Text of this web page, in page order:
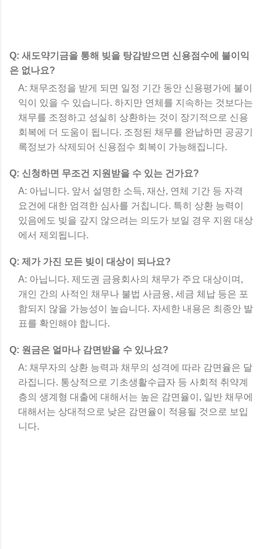
Q: 새도약기금을 통해 빚을 탕감받으면 신용점수에 불이익
은 없나요?
A: 채무조정을 받게 되면 일정 기간 동안 신용평가에 불이
익이 있을 수 있습니다. 하지만 연체를 지속하는 것보다는
채무를 조정하고 성실히 상환하는 것이 장기적으로 신용
회복에 더 도움이 됩니다. 조정된 채무를 완납하면 공공기
록정보가 삭제되어 신용점수 회복이 가능해집니다.
Q: 신청하면 무조건 지원받을 수 있는 건가요?
A: 아닙니다. 앞서 설명한 소득, 재산, 연체 기간 등 자격
요건에 대한 엄격한 심사를 거칩니다. 특히 상환 능력이
있음에도 빚을 갚지 않으려는 의도가 보일 경우 지원 대상
에서 제외됩니다.
Q: 제가 가진 모든 빚이 대상이 되나요?
A: 아닙니다. 제도권 금융회사의 채무가 주요 대상이며,
개인 간의 사적인 채무나 불법 사금융, 세금 체납 등은 포
함되지 않을 가능성이 높습니다. 자세한 내용은 최종안 발
표를 확인해야 합니다.
Q: 원금은 얼마나 감면받을 수 있나요?
A: 채무자의 상환 능력과 채무의 성격에 따라 감면율은 달
라집니다. 통상적으로 기초생활수급자 등 사회적 취약계
층의 생계형 대출에 대해서는 높은 감면율이, 일반 채무에
대해서는 상대적으로 낮은 감면율이 적용될 것으로 보입
니다.